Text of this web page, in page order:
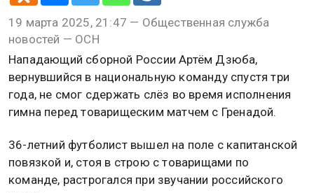
19 марта 2025, 21:47 — Общественная служба
новостей — ОСН
Нападающий сборной России Артём Дзюба,
вернувшийся в национальную команду спустя три
года, не смог сдержать слёз во время исполнения
гимна перед товарищеским матчем с Гренадой.
36-летний футболист вышел на поле с капитанской
повязкой и, стоя в строю с товарищами по
команде, растрогался при звучании российского